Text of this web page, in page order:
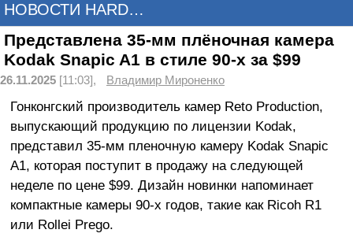
НОВОСТИ HARDWARE
Представлена 35-мм плёночная камера
Kodak Snapic A1 в стиле 90-х за $99
26.11.2025 [11:03], Владимир Мироненко
Гонконгский производитель камер Reto Production,
выпускающий продукцию по лицензии Kodak,
представил 35-мм пленочную камеру Kodak Snapic
A1, которая поступит в продажу на следующей
неделе по цене $99. Дизайн новинки напоминает
компактные камеры 90-х годов, такие как Ricoh R1
или Rollei Prego.